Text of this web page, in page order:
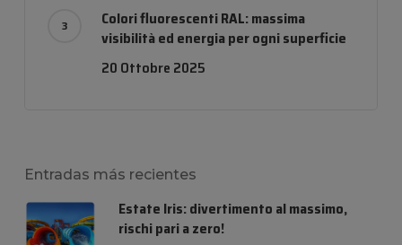
Colori fluorescenti RAL: massima
visibilità ed energia per ogni superficie
20 Ottobre 2025
Entradas más recientes
Estate Iris: divertimento al massimo,
rischi pari a zero!